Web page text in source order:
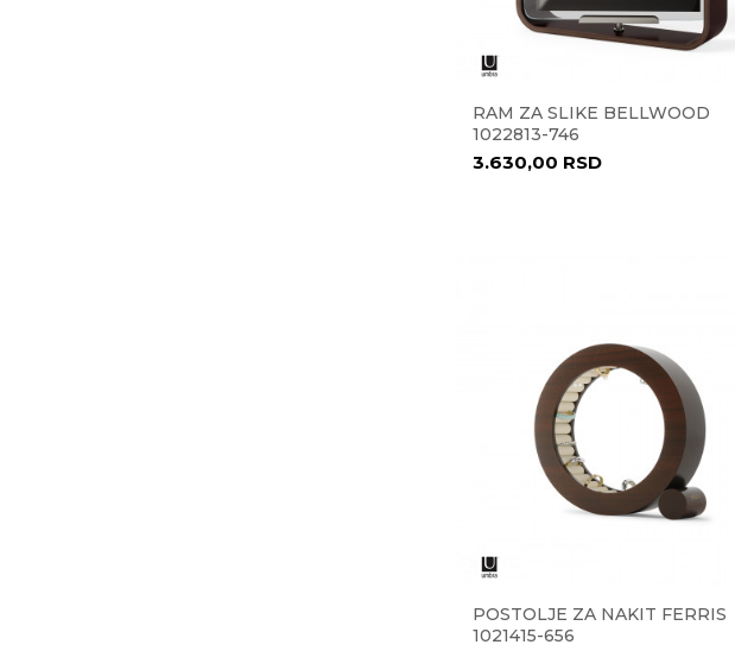
RAM ZA SLIKE BELLWOOD
1022813-746
3.630,00 RSD
POSTOLJE ZA NAKIT FERRIS
1021415-656